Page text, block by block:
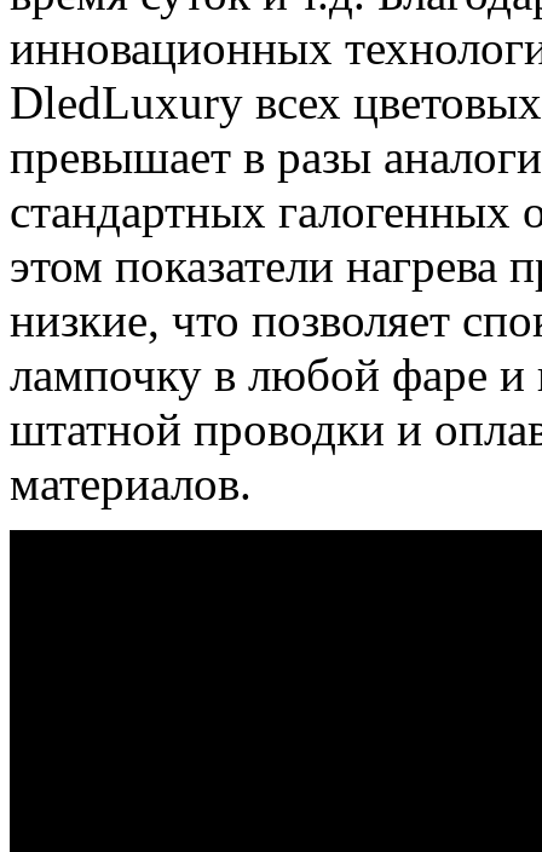
инновационных
DledLuxury всех
превышает в разы
стандартных галогенных
этом показатели нагрева
низкие, что позволяет
лампочку в любой фаре и
штатной проводки и
материалов.